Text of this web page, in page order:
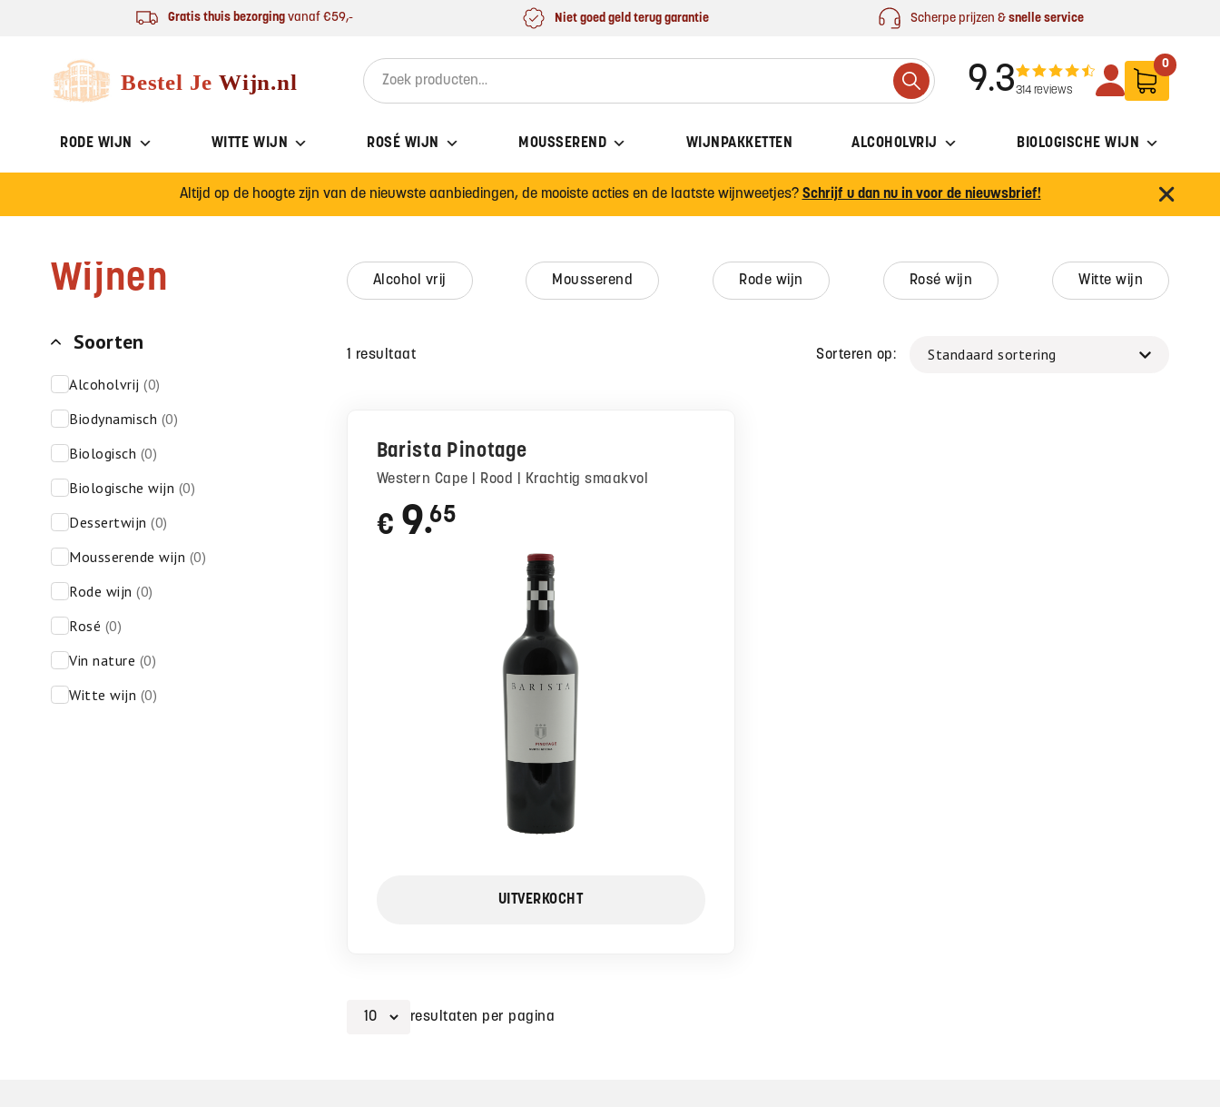
Gratis thuis bezorgingvanaf €59,- Niet goed geld terug garantie Scherpe prijzen &snelle service
Bestel Je Wijn
Search for:
Search
9.3314 reviews
0
RODE WIJN WITTE WIJN ROSÉ WIJN MOUSSEREND WIJNPAKKETTEN ALCOHOLVRIJ BIOLOGISCHE WIJN
Altijd op de hoogte zijn van de nieuwste aanbiedingen, de mooiste acties en de laatste wijnweetjes? Schrijf u dan nu in voor de nieuwsbrief!
Wijnen
Soorten
alcoholvrij (0)
biodynamisch (0)
biologisch (0)
biologische wijn (0)
dessertwijn (0)
mousserende wijn (0)
rode wijn (0)
rosé (0)
vin nature (0)
witte wijn (0)
alcohol vrij mousserend rode wijn rosé wijn witte wijn
1 resultaat Sorteren op:
Barista Pinotage
Western Cape | Rood | Krachtig smaakvol
€ 9●
65
UITVERKOCHT
resultaten per pagina